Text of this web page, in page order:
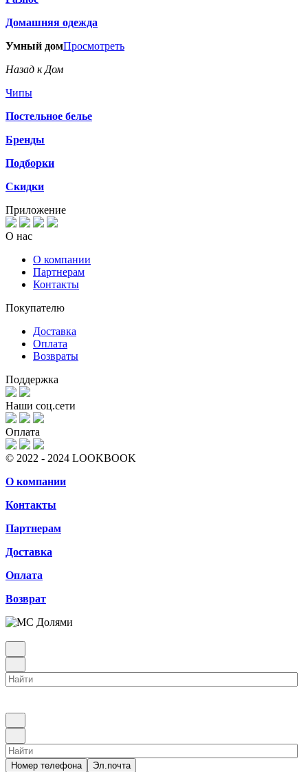
Домашняя одежда
Умный домПросмотреть
Назад к Дом
Чипы
Постельное белье
Бренды
Подборки
Скидки
Приложение
О нас
О компании
Партнерам
Контакты
Покупателю
Доставка
Оплата
Возвраты
Поддержка
Наши соц.сети
Оплата
© 2022 - 2024 LOOKBOOK
О компании
Контакты
Партнерам
Доставка
Оплата
Возврат
Номер телефона Эл.почта